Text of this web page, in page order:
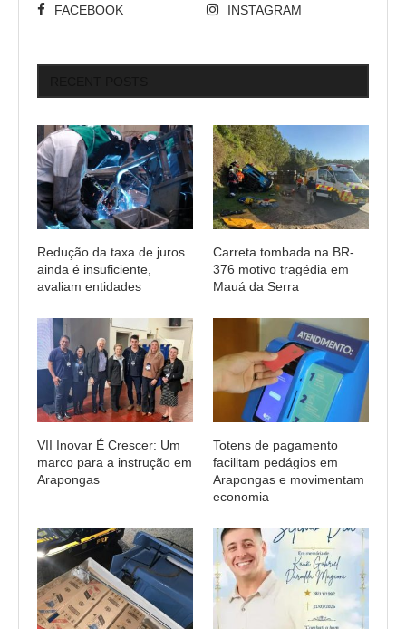
FACEBOOK INSTAGRAM
Redução da taxa de juros
ainda é insuficiente,
avaliam entidades
Carreta tombada na BR-
376 motivo tragédia em
Mauá da Serra
VII Inovar É Crescer: Um
marco para a instrução em
Arapongas
Totens de pagamento
facilitam pedágios em
Arapongas e movimentam
economia